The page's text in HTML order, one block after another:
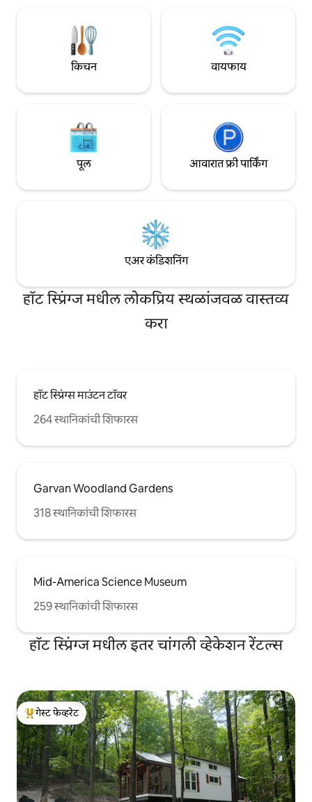
किचन वायफाय
पूल आवारात फ्री पार्किंग
एअर कंडिशनिंग
हॉट स्प्रिंग्ज मधील लोकप्रिय स्थळांजवळ वास्तव्य
करा
हॉट स्प्रिंग्स माउंटन टॉवर
264 स्थानिकांची शिफारस
Garvan Woodland Gardens
318 स्थानिकांची शिफारस
Mid-America Science Museum
259 स्थानिकांची शिफारस
हॉट स्प्रिंग्ज मधील इतर चांगली व्हेकेशन रेंटल्स
टॉप गेस्ट फेव्हरेट
गेस्ट फेव्हरेट